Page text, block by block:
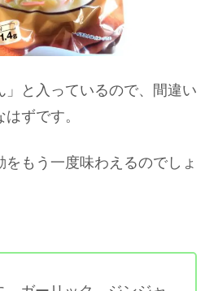
」と入っているので、間違い
ずです。
をもう一度味わえるのでしょ